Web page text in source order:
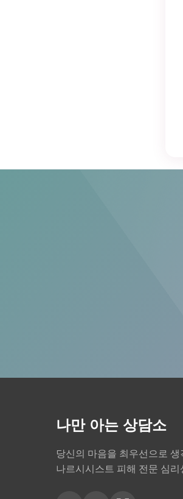
나만 아는 상담소
당신의 마음을 최우선으로 생
나르시시스트 피해 전문 심리